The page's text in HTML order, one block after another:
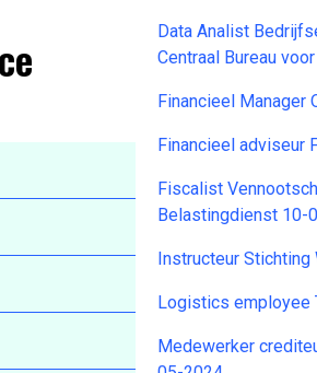
Data Analist
Centraal Bureau
Financieel Manager
Financieel adviseur
Fiscalist
Belastingdienst 10-
Instructeur
Logistics employee
Medewerker